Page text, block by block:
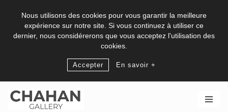
Nous utilisons des cookies pour vous garantir la meilleure
expérience sur notre site. Si vous continuez à utiliser ce
dernier, nous considérerons que vous acceptez l'utilisation des
cookies.
Accepter En savoir +